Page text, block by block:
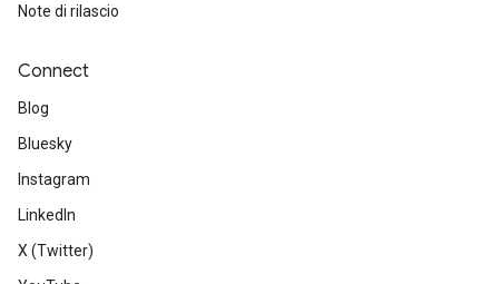
Note di rilascio
Connect
Blog
Bluesky
Instagram
LinkedIn
X (Twitter)